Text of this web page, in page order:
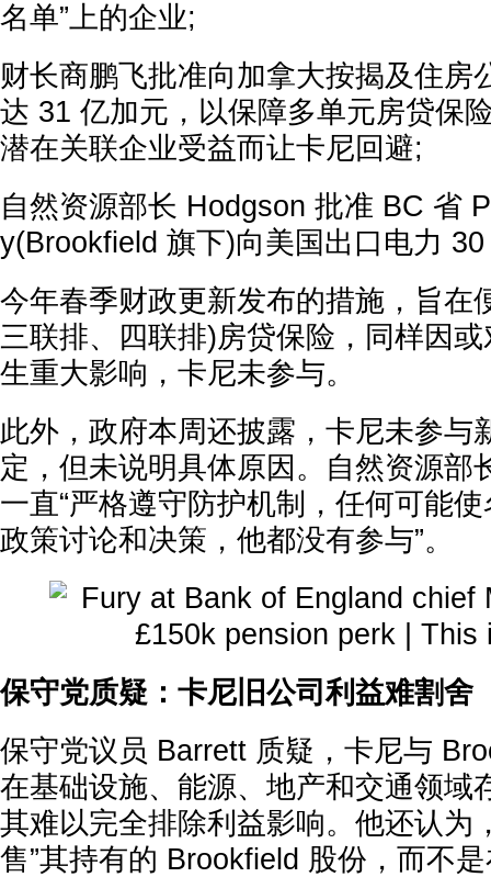
名单”上的企业;
财长商鹏飞批准向加拿大按揭及住房
达 31 亿加元，以保障多单元房贷保
潜在关联企业受益而让卡尼回避;
自然资源部长 Hodgson 批准 BC 省
y(Brookfield 旗下)向美国出口电力
今年春季财政更新发布的措施，旨在
三联排、四联排)房贷保险，同样因
生重大影响，卡尼未参与。
此外，政府本周还披露，卡尼未参与
定，但未说明具体原因。自然资源部
一直“严格遵守防护机制，任何可能
政策讨论和决策，他都没有参与”。
保守党质疑：卡尼旧公司利益难割舍
保守党议员 Barrett 质疑，卡尼与
在基础设施、能源、地产和交通领域
其难以完全排除利益影响。他还认为
售”其持有的 Brookfield 股份，而不